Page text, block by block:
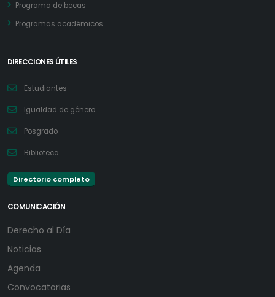
Programa de becas
Programas académicos
DIRECCIONES ÚTILES
Estudiantes
Igualdad de género
Posgrado
Biblioteca
Directorio completo
COMUNICACIÓN
Derecho al Día
Noticias
Agenda
Convocatorias